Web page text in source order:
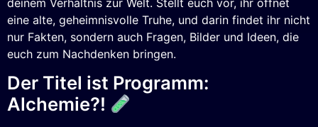
eine alte, geheimnisvolle Truhe, und darin findet ihr nicht
nur Fakten, sondern auch Fragen, Bilder und Ideen, die
euch zum Nachdenken bringen.
Der Titel ist Programm:
Alchemie?!